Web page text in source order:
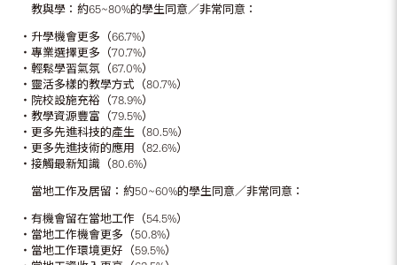
教與學：約65~80%的學生同意／非常同意：
‧升學機會更多（66.7%）
‧專業選擇更多（70.7%）
‧輕鬆學習氣氛（67.0%）
‧靈活多樣的教學方式（80.7%）
‧院校設施充裕（78.9%）
‧教學資源豐富（79.5%）
‧更多先進科技的產生（80.5%）
‧更多先進技術的應用（82.6%）
‧接觸最新知識（80.6%）
當地工作及居留：約50~60%的學生同意／非常同意：
‧有機會留在當地工作（54.5%）
‧當地工作機會更多（50.8%）
‧當地工作環境更好（59.5%）